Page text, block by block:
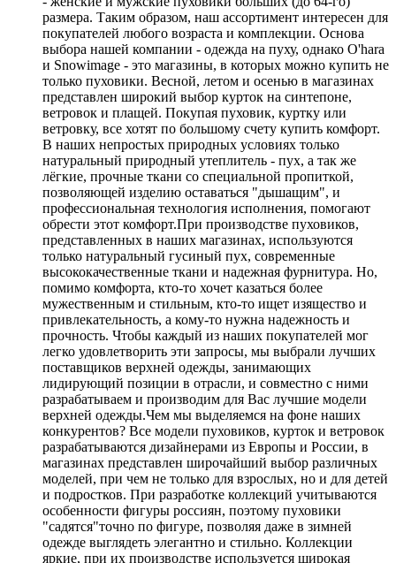
размера. Таким образом, наш ассортимент интересен для
покупателей любого возраста и комплекции. Основа
выбора нашей компании - одежда на пуху, однако O'hara
и Snowimage - это магазины, в которых можно купить не
только пуховики. Весной, летом и осенью в магазинах
представлен широкий выбор курток на синтепоне,
ветровок и плащей. Покупая пуховик, куртку или
ветровку, все хотят по большому счету купить комфорт.
В наших непростых природных условиях только
натуральный природный утеплитель - пух, а так же
лёгкие, прочные ткани со специальной пропиткой,
позволяющей изделию оставаться "дышащим", и
профессиональная технология исполнения, помогают
обрести этот комфорт.При производстве пуховиков,
представленных в наших магазинах, используются
только натуральный гусиный пух, современные
высококачественные ткани и надежная фурнитура. Но,
помимо комфорта, кто-то хочет казаться более
мужественным и стильным, кто-то ищет изящество и
привлекательность, а кому-то нужна надежность и
прочность. Чтобы каждый из наших покупателей мог
легко удовлетворить эти запросы, мы выбрали лучших
поставщиков верхней одежды, занимающих
лидирующий позиции в отрасли, и совместно с ними
разрабатываем и производим для Вас лучшие модели
верхней одежды.Чем мы выделяемся на фоне наших
конкурентов? Все модели пуховиков, курток и ветровок
разрабатываются дизайнерами из Европы и России, в
магазинах представлен широчайший выбор различных
моделей, при чем не только для взрослых, но и для детей
и подростков. При разработке коллекций учитываются
особенности фигуры россиян, поэтому пуховики
"садятся"точно по фигуре, позволяя даже в зимней
одежде выглядеть элегантно и стильно. Коллекции
яркие, при их производстве используется широкая